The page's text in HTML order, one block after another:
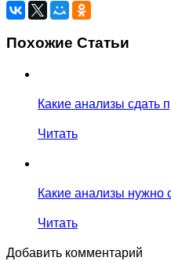
Похожие Статьи
Какие анализы сдать
Читать
Какие анализы нужно
Читать
Добавить комментарий